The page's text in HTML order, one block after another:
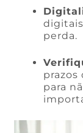
perda.
prazos
para